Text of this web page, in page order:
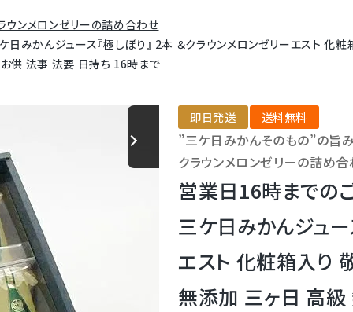
ウンメロンゼリーの詰め合わせ
かんジュース『極しぼり』 2本 ＆クラウンメロンゼリーエスト 化
供 法事 法要 日持ち 16時まで
即日発送 送料無料
”三ケ日みかんそのもの”の旨
クラウンメロンゼリーの詰め
営業日16時までの
三ケ日みかんジュー
エスト 化粧箱入り
無添加 三ヶ日 高級